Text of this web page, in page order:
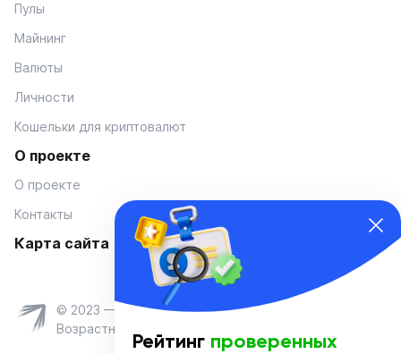
Пулы
Майнинг
Валюты
Личности
Кошельки для криптовалют
О проекте
О проекте
Контакты
Карта сайта
© 2023 — Coinmania
Возрастное ограничение 16+
Рейтинг проверенных